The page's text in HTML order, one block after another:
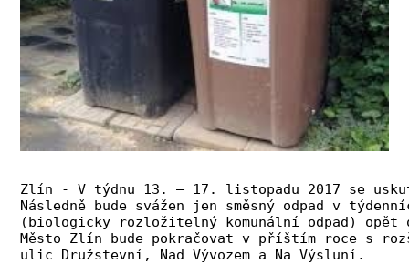
Zlín - V týdnu 13. – 17. listopadu 2017 se
Následně bude svážen jen směsný odpad v
(biologicky rozložitelný komunální odpad) opět
Město Zlín bude pokračovat v příštím roce s
ulic Družstevní, Nad Vývozem a Na Výsluní.